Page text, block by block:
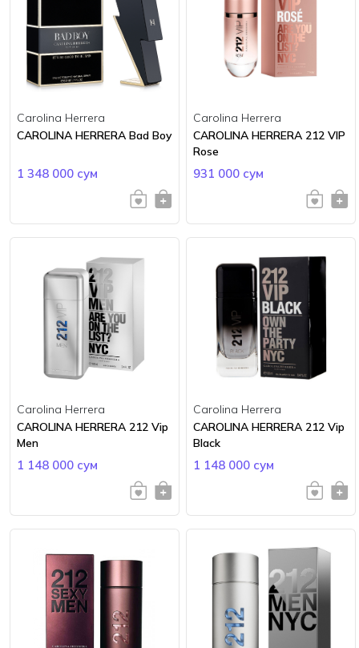
Carolina Herrera
CAROLINA HERRERA Bad Boy
1 348 000 сум
Carolina Herrera
CAROLINA HERRERA 212 VIP
Rose
931 000 сум
Carolina Herrera
CAROLINA HERRERA 212 Vip
Men
1 148 000 сум
Carolina Herrera
CAROLINA HERRERA 212 Vip
Black
1 148 000 сум